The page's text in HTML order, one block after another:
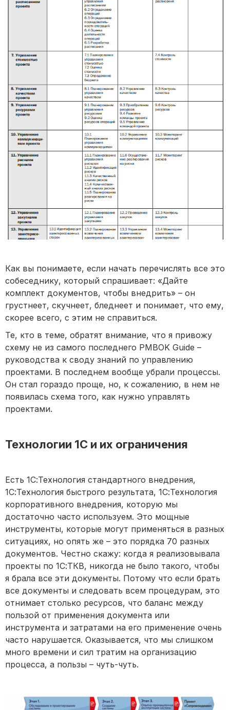
Как вы понимаете, если начать перечислять все это
собеседнику, который спрашивает: «Дайте
комплект документов, чтобы внедрить» – он
грустнеет, скучнеет, бледнеет и понимает, что ему,
скорее всего, с этим не справиться.
Те, кто в теме, обратят внимание, что я привожу
схему не из самого последнего PMBOK Guide –
руководства к своду знаний по управлению
проектами. В последнем вообще убрали процессы.
Он стал гораздо проще, но, к сожалению, в нем не
появилась схема того, как нужно управлять
проектами.
Технологии 1С и их ограничения
Есть 1С:Технология стандартного внедрения,
1С:Технология быстрого результата, 1С:Технология
корпоративного внедрения, которую мы
достаточно часто используем. Это мощные
инструменты, которые могут применяться в разных
ситуациях, но опять же – это порядка 70 разных
документов. Честно скажу: когда я реализовывала
проекты по 1С:ТКВ, никогда не было такого, чтобы
я брала все эти документы. Потому что если брать
все документы и следовать всем процедурам, это
отнимает столько ресурсов, что баланс между
пользой от применения документа или
инструмента и затратами на его применение очень
часто нарушается. Оказывается, что мы слишком
много времени и сил тратим на организацию
процесса, а пользы – чуть-чуть.